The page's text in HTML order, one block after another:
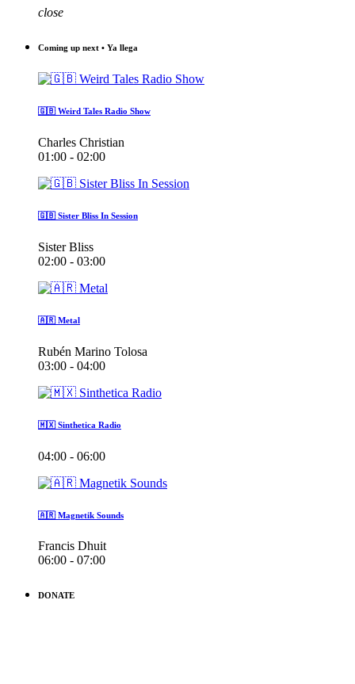
close
Coming up next • Ya llega
🇬🇧 Weird Tales Radio Show
Charles Christian
01:00 - 02:00
🇬🇧 Sister Bliss In Session
Sister Bliss
02:00 - 03:00
🇦🇷 Metal
Rubén Marino Tolosa
03:00 - 04:00
🇲🇽 Sinthetica Radio
04:00 - 06:00
🇦🇷 Magnetik Sounds
Francis Dhuit
06:00 - 07:00
DONATE